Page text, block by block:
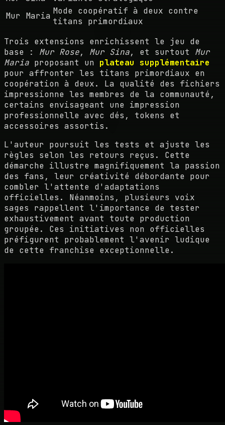
Mur Maria Mode coopératif à deux contre
titans primordiaux
Trois extensions enrichissent le jeu de
base : Mur Rose, Mur Sina, et surtout Mur
Maria proposant un plateau supplémentaire
pour affronter les titans primordiaux en
coopération à deux. La qualité des fichiers
impressionne les membres de la communauté,
certains envisageant une impression
professionnelle avec dés, tokens et
accessoires assortis.
L'auteur poursuit les tests et ajuste les
règles selon les retours reçus. Cette
démarche illustre magnifiquement la passion
des fans, leur créativité débordante pour
combler l'attente d'adaptations
officielles. Néanmoins, plusieurs voix
sages rappellent l'importance de tester
exhaustivement avant toute production
groupée. Ces initiatives non officielles
préfigurent probablement l'avenir ludique
de cette franchise exceptionnelle.